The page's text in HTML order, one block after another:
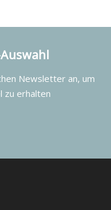
Newsletter an, um
zu erhalten